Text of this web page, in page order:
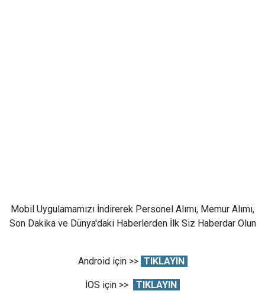
Mobil Uygulamamızı İndirerek Personel Alımı, Memur Alımı,
Son Dakika ve Dünya'daki Haberlerden İlk Siz Haberdar Olun
Android için >> TIKLAYIN
İOS için >> TIKLAYIN